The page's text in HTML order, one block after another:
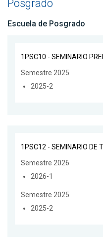
Posgrado
Escuela de Posgrado
1PSC10 - SEMINARIO
Semestre 2025
2025-2
1PSC12 - SEMINARIO DE
Semestre 2026
2026-1
Semestre 2025
2025-2